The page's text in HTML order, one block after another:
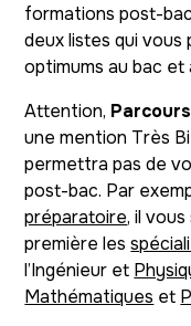
formations post-
deux listes qui
optimums au bac et
Attention,
une mention Très
permettra pas de
post-bac. Par
préparatoire, il
première les
l’Ingénieur et
Mathématiques et